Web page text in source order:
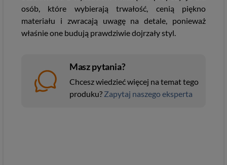
osób, które wybierają trwałość, cenią piękno
materiału i zwracają uwagę na detale, ponieważ
właśnie one budują prawdziwie dojrzały styl.
Masz pytania?
Chcesz wiedzieć więcej na temat tego
produku? Zapytaj naszego eksperta